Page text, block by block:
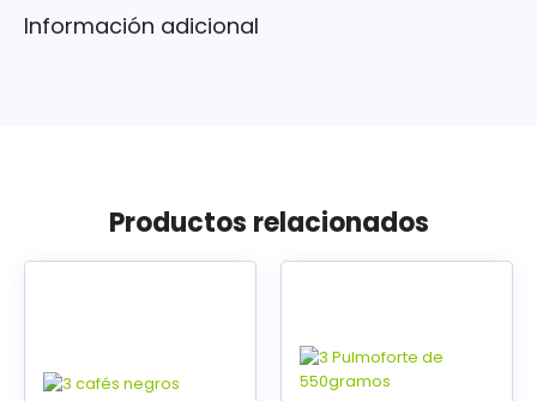
Información adicional
Productos relacionados